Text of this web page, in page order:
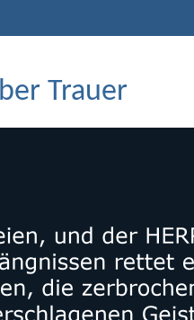
Trauer